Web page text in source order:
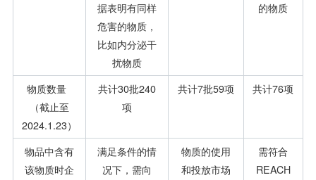
据表明有同样
危害的物质，
比如内分泌干
扰物质
的物质
物质数量
（截止至
2024.1.23）
共计30批240
项
共计7批59项 共计76项
物品中含有
该物质时企
满足条件的情
况下，需向
物质的使用
和投放市场
需符合
REACH